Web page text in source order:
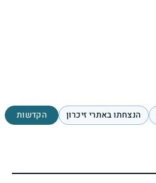
הנצחתו באתרי זיכרון הקדשות